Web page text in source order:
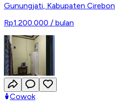
Gunungjati Kabupaten Cirebon
Rp1.200.000 / bulan
Cowok